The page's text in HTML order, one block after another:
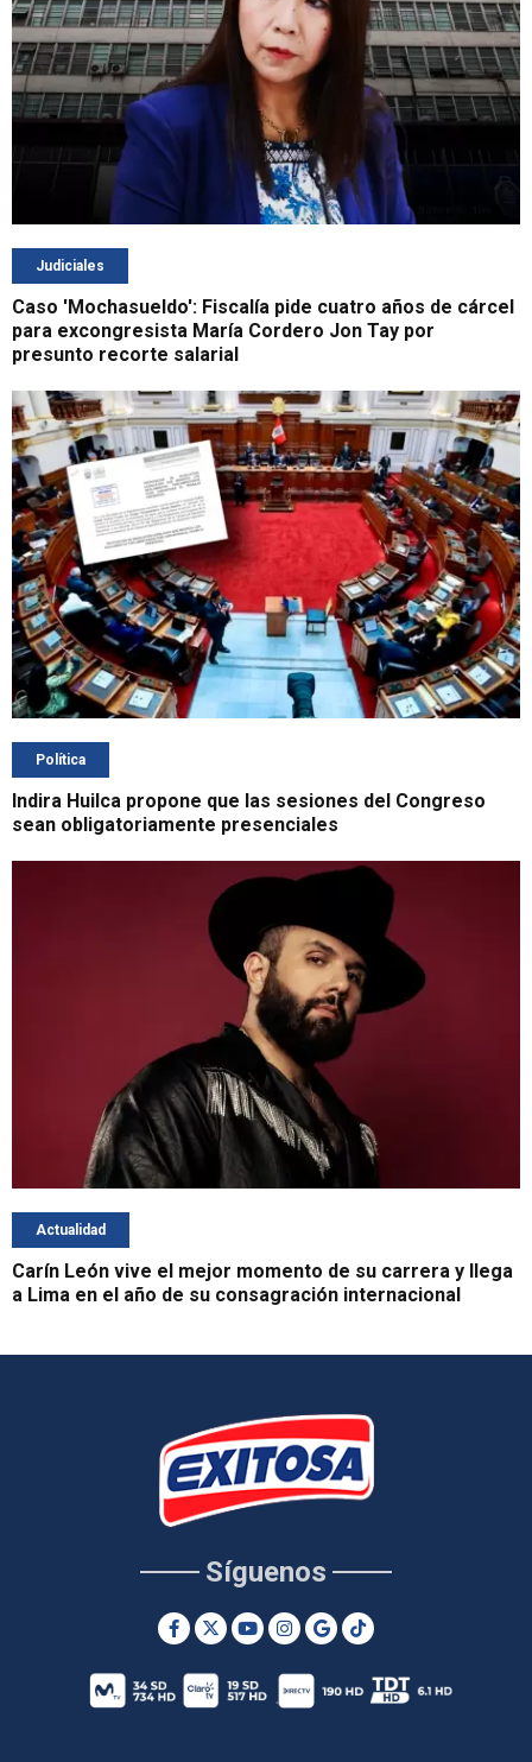
Judiciales
Caso 'Mochasueldo': Fiscalía pide cuatro años de cárcel
para excongresista María Cordero Jon Tay por
presunto recorte salarial
Política
Indira Huilca propone que las sesiones del Congreso
sean obligatoriamente presenciales
Actualidad
Carín León vive el mejor momento de su carrera y llega
a Lima en el año de su consagración internacional
Síguenos